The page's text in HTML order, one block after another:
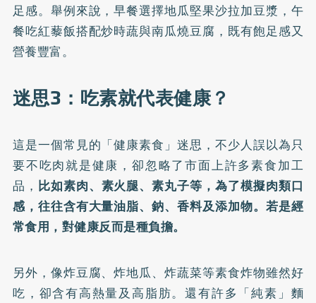
足感。舉例來說，早餐選擇地瓜堅果沙拉加豆漿，午
餐吃紅藜飯搭配炒時蔬與南瓜燒豆腐，既有飽足感又
營養豐富。
迷思3：吃素就代表健康？
這是一個常見的「健康素食」迷思，不少人誤以為只
要不吃肉就是健康，卻忽略了市面上許多素食加工
品， 比如素肉、素火腿、素丸子等，為了模擬肉類口
感，往往含有大量油脂、鈉、香料及添加物。若是經
常食用，對健康反而是種負擔。
另外，像炸豆腐、炸地瓜、炸蔬菜等素食炸物雖然好
吃，卻含有高熱量及高脂肪。還有許多「純素」麵